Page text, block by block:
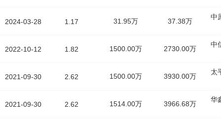
2024-03-28
2022-10-12
2021-09-30
2021-09-30
1.17 31.95万 37.38万
中
1.82 1500.00万 2730.00万
中
2.62 1500.00万 3930.00万
太
2.62 1514.00万 3966.68万
华